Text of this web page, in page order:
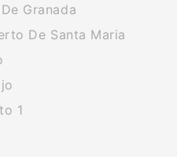
Granada
De Santa Maria
1